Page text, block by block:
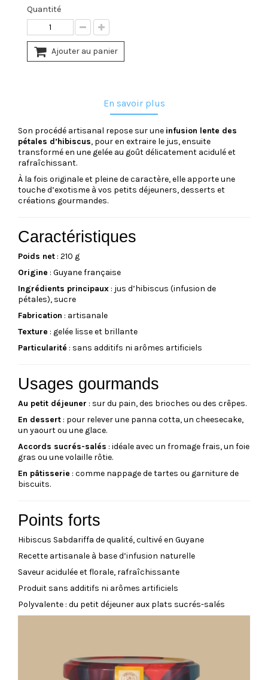
Quantité
Ajouter au panier
En savoir plus
Son procédé artisanal repose sur une infusion lente des
pétales d’hibiscus, pour en extraire le jus, ensuite
transformé en une gelée au goût délicatement acidulé et
rafraîchissant.
À la fois originale et pleine de caractère, elle apporte une
touche d’exotisme à vos petits déjeuners, desserts et
créations gourmandes.
Caractéristiques
Poids net : 210 g
Origine : Guyane française
Ingrédients principaux : jus d’hibiscus (infusion de
pétales), sucre
Fabrication : artisanale
Texture : gelée lisse et brillante
Particularité : sans additifs ni arômes artificiels
Usages gourmands
Au petit déjeuner : sur du pain, des brioches ou des crêpes.
En dessert : pour relever une panna cotta, un cheesecake,
un yaourt ou une glace.
Accords sucrés-salés : idéale avec un fromage frais, un foie
gras ou une volaille rôtie.
En pâtisserie : comme nappage de tartes ou garniture de
biscuits.
Points forts
Hibiscus Sabdariffa de qualité, cultivé en Guyane
Recette artisanale à base d’infusion naturelle
Saveur acidulée et florale, rafraîchissante
Produit sans additifs ni arômes artificiels
Polyvalente : du petit déjeuner aux plats sucrés-salés